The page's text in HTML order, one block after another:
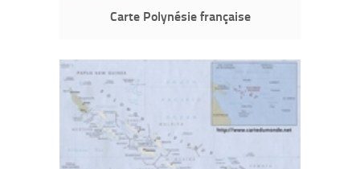
Carte Polynésie française